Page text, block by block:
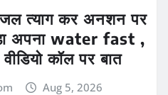
जल त्याग कर अनशन पर
अपना water fast ,
कॉल पर बात
Aug 5, 2026